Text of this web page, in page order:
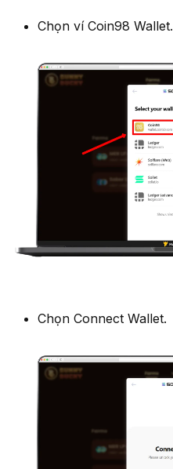
Chọn ví Coin98 Wallet.
Chọn Connect Wallet.